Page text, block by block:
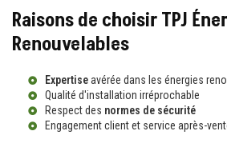
Raisons de choisir TPJ
Renouvelables
Expertiseavérée dans les énergies
Qualité d'installation irréprochable
Respect des normes de sécurité
Engagement client et service après-